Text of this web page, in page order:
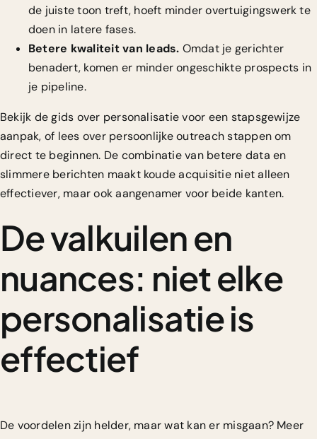
de juiste toon treft, hoeft minder overtuigingswerk te
doen in latere fases.
Betere kwaliteit van leads. Omdat je gerichter
benadert, komen er minder ongeschikte prospects in
je pipeline.
Bekijk degids over personalisatievoor een stapsgewijze
aanpak, of lees over persoonlijke outreach stappenom
direct te beginnen. De combinatie van betere data en
slimmere berichten maakt koude acquisitie niet alleen
effectiever, maar ook aangenamer voor beide kanten.
De valkuilen en
nuances: niet elke
personalisatie is
effectief
De voordelen zijn helder, maar wat kan er misgaan? Meer